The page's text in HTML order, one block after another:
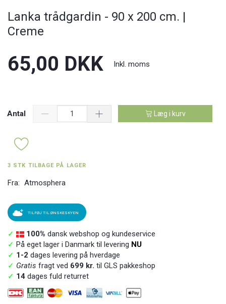
Lanka trådgardin - 90 x 200 cm. |
Creme
65,00 DKK Inkl. moms
Antal Læg i kurv
3 STK TILBAGE PÅ LAGER
Fra: Atmosphera
TILFØJ TIL ØNSKESKYEN
✓ 100% dansk webshop og kundeservice
✓ På eget lager i Danmark til levering NU
✓ 1-2 dages levering på hverdage
✓ Gratis fragt ved 699 kr. til GLS pakkeshop
✓ 14 dages fuld returret